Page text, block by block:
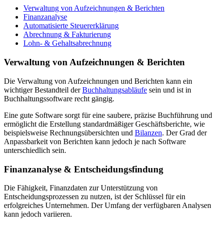
Verwaltung von Aufzeichnungen & Berichten
Finanzanalyse
Automatisierte Steuererklärung
Abrechnung & Fakturierung
Lohn- & Gehaltsabrechnung
Verwaltung von Aufzeichnungen & Berichten
Die Verwaltung von Aufzeichnungen und Berichten kann ein
wichtiger Bestandteil derBuchhaltungsabläufe sein und ist in
Buchhaltungssoftware recht gängig.
Eine gute Software sorgt für eine saubere, präzise Buchführung und
ermöglicht die Erstellung standardmäßiger Geschäftsberichte, wie
beispielsweise Rechnungsübersichten und Bilanzen. Der Grad der
Anpassbarkeit von Berichten kann jedoch je nach Software
unterschiedlich sein.
Finanzanalyse & Entscheidungsfindung
Die Fähigkeit, Finanzdaten zur Unterstützung von
Entscheidungsprozessen zu nutzen, ist der Schlüssel für ein
erfolgreiches Unternehmen. Der Umfang der verfügbaren Analysen
kann jedoch variieren.